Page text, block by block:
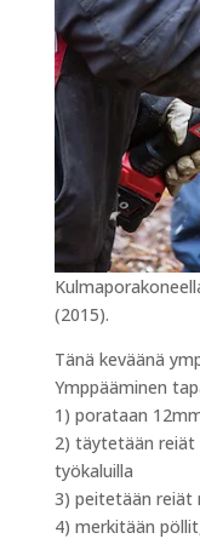
(2015).
Tänä keväänä
Ymppääminen
1) porataan
2) täytetään reiät
työkaluilla
3) peitetään reiät
4) merkitään